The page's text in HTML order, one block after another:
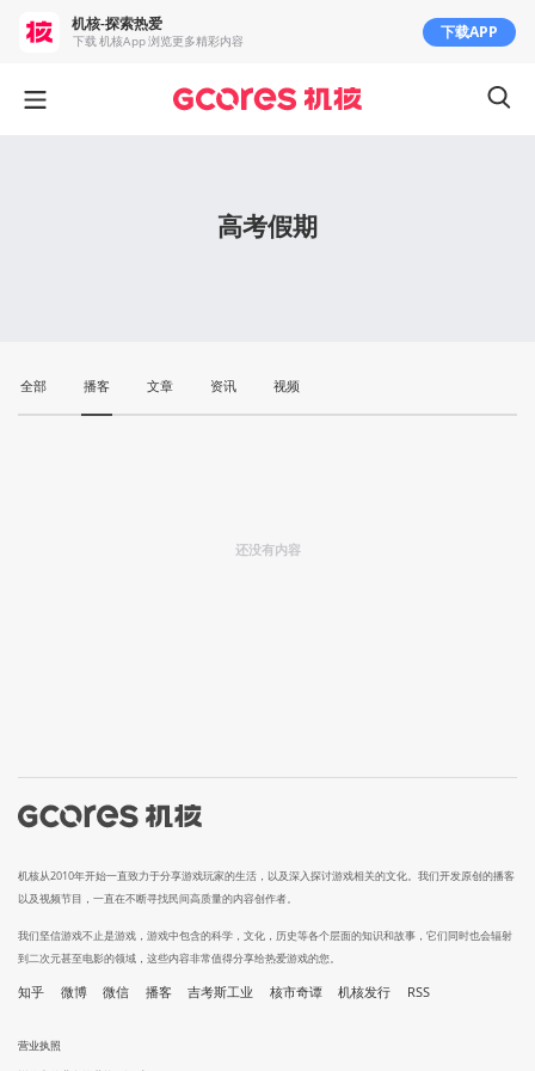
高考假期
全部 播客 文章 资讯 视频
还没有内容
机核从2010年开始一直致力于分享游戏玩家的生活，以及深入探讨游戏相关的文化。我们开发原创的播客
以及视频节目，一直在不断寻找民间高质量的内容创作者。
我们坚信游戏不止是游戏，游戏中包含的科学，文化，历史等各个层面的知识和故事，它们同时也会辐射
到二次元甚至电影的领域，这些内容非常值得分享给热爱游戏的您。
知乎 微博 微信 播客 吉考斯工业 核市奇谭 机核发行 RSS
营业执照
机核-探索热爱
下载 机核App 浏览更多精彩内容 下载APP